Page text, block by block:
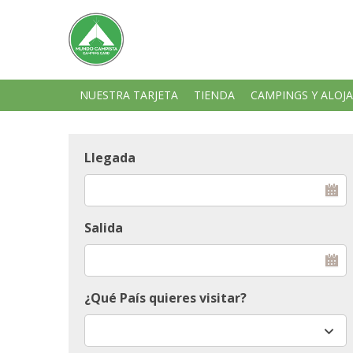
NUESTRA TARJETA TIENDA CAMPINGS Y
¿Qué País quieres visitar?
Llegada
Salida